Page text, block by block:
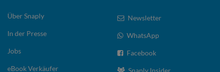
Über Snaply
In der Presse
Jobs
eBook Verkäufer
Newsletter
WhatsApp
Facebook
Snaply Insider